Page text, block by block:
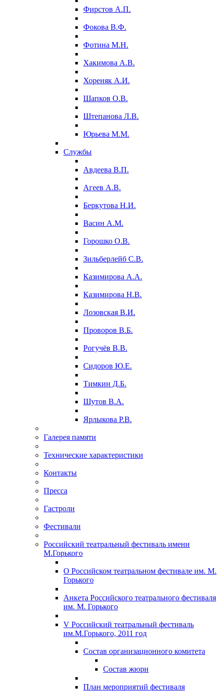
Фирстов А.П.
Фокова В.Ф.
Фотина М.Н.
Хакимова А.В.
Хореняк А.И.
Шапков О.В.
Штепанова Л.В.
Юрьева М.М.
Службы
Авдеева В.П.
Агеев А.В.
Беркутова Н.И.
Васин А.М.
Горошко О.В.
Зильберлейб С.В.
Казимирова А.А.
Казимирова Н.В.
Лозовская В.И.
Проворов В.Б.
Рогучёв В.В.
Сидоров Ю.Е.
Тимкин Д.Б.
Шутов В.А.
Ярлыкова Р.В.
Галерея памяти
Технические характеристики
Контакты
Пресса
Гастроли
Фестивали
Российский театральный фестиваль имени
М.Горького
О Российском театральном фестивале им. М.
Горького
Анкета Российского театрального фестиваля
им. М. Горького
V Российский театральный фестиваль
им.М.Горького, 2011 год
Состав организационного комитета
Состав жюри
План мероприятий фестиваля